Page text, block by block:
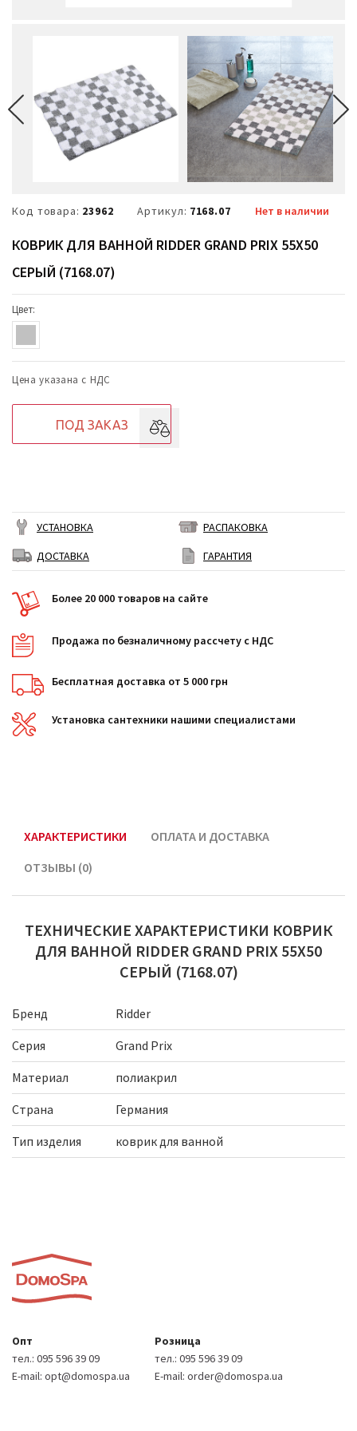
Код товара: 23962 Артикул: 7168.07 Нет в наличии
КОВРИК ДЛЯ ВАННОЙ RIDDER GRAND PRIX 55Х50
СЕРЫЙ (7168.07)
Цвет:
Цена указана с НДС
ПОД ЗАКАЗ
УСТАНОВКА
РАСПАКОВКА
ДОСТАВКА
ГАРАНТИЯ
Более 20 000 товаров на сайте
Продажа по безналичному рассчету с НДС
Бесплатная доставка от 5 000 грн
Установка сантехники нашими специалистами
ХАРАКТЕРИСТИКИ
ОПЛАТА И ДОСТАВКА
ОТЗЫВЫ (0)
ТЕХНИЧЕСКИЕ ХАРАКТЕРИСТИКИ КОВРИК
ДЛЯ ВАННОЙ RIDDER GRAND PRIX 55Х50
СЕРЫЙ (7168.07)
Бренд
Ridder
Серия
Grand Prix
Материал
полиакрил
Страна
Германия
Тип изделия
коврик для ванной
Опт
тел.: 095 596 39 09
E-mail: opt@domospa.ua
Розница
тел.: 095 596 39 09
E-mail: order@domospa.ua